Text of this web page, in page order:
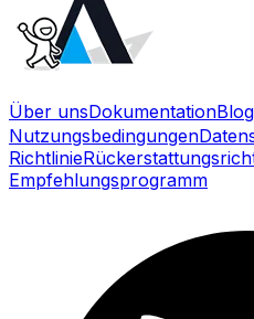
Über unsDokumentationBlog
Nutzungsbedingungen
Richtlinie
Empfehlungsprogramm